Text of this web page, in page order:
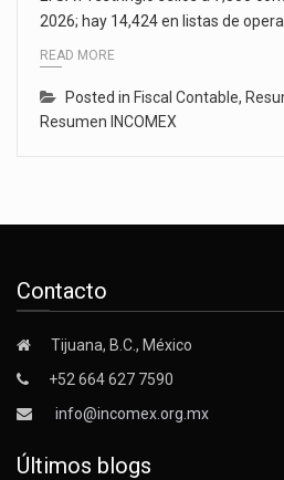
2026; hay 14,424 en listas de
READ MORE
Posted in Fiscal Contable,
Resumen INCOMEX
Contacto
Tijuana, B.C., México
+52 664 627 7590
info@incomex.org.mx
Últimos blogs